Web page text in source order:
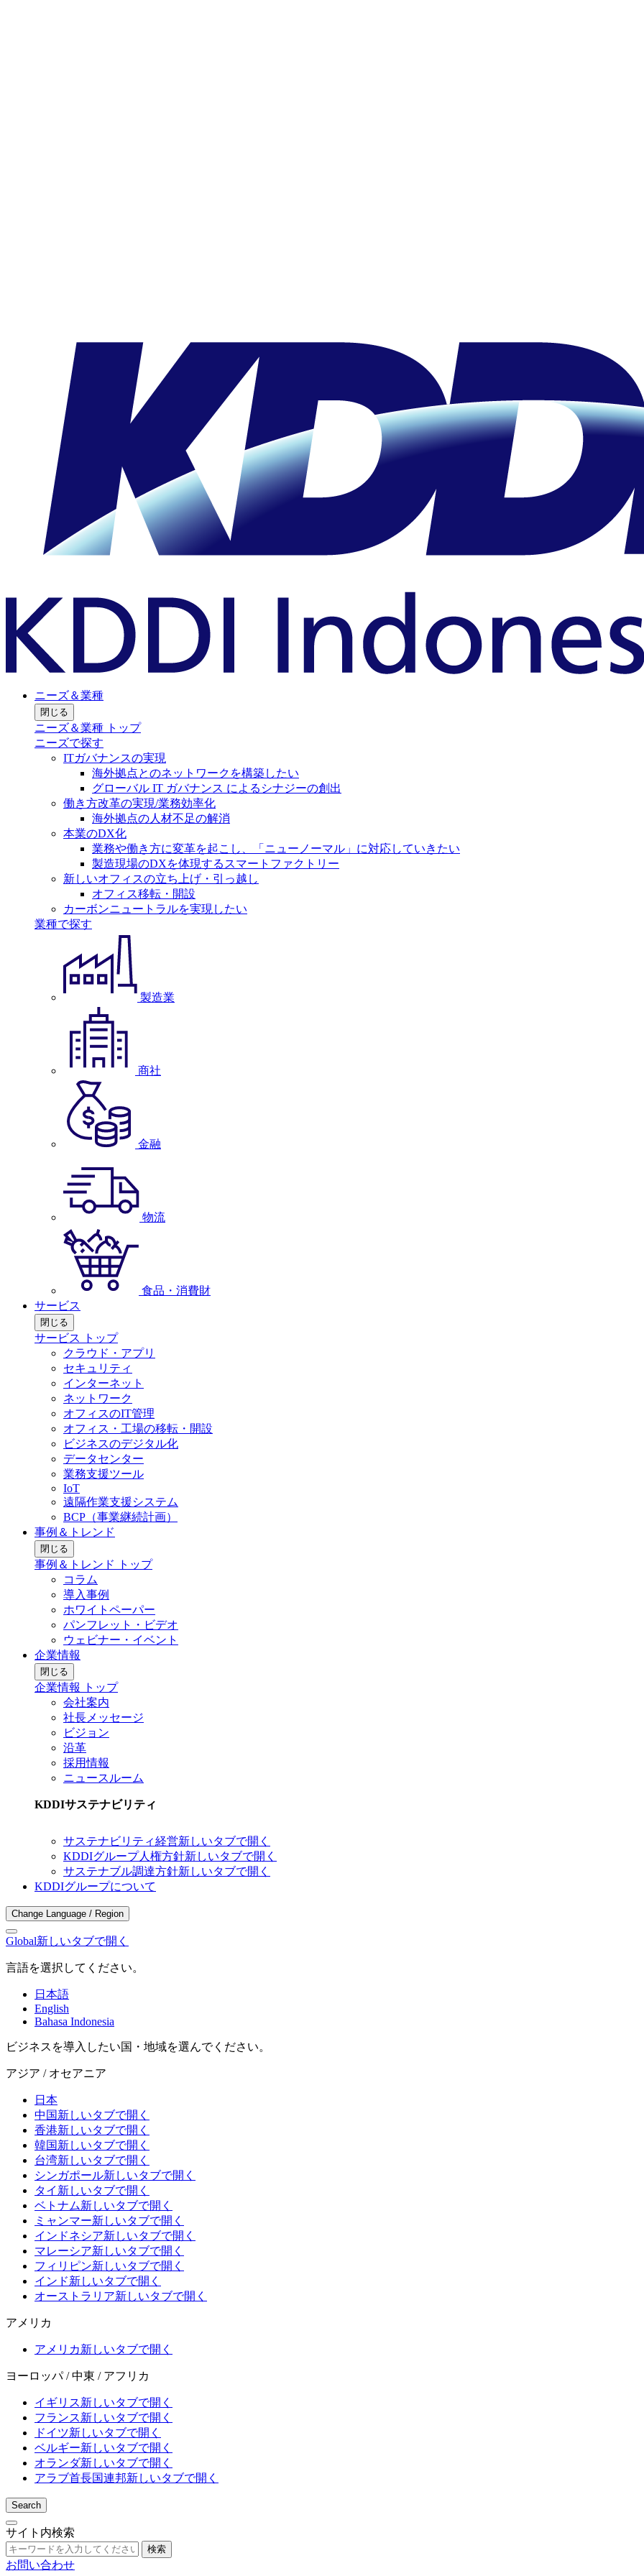
ニーズ＆業種
閉じる
ニーズ＆業種 トップ
ニーズで探す
ITガバナンスの実現
海外拠点とのネットワークを構築したい
グローバル IT ガバナンス によるシナジーの創出
働き方改革の実現/業務効率化
海外拠点の人材不足の解消
本業のDX化
業務や働き方に変革を起こし、「ニューノーマル」に対応していきたい
製造現場のDXを体現するスマートファクトリー
新しいオフィスの立ち上げ・引っ越し
オフィス移転・開設
カーボンニュートラルを実現したい
業種で探す
製造業
商社
金融
物流
食品・消費財
サービス
閉じる
サービス トップ
クラウド・アプリ
セキュリティ
インターネット
ネットワーク
オフィスのIT管理
オフィス・工場の移転・開設
ビジネスのデジタル化
データセンター
業務支援ツール
IoT
遠隔作業支援システム
BCP（事業継続計画）
事例＆トレンド
閉じる
事例＆トレンド トップ
コラム
導入事例
ホワイトペーパー
パンフレット・ビデオ
ウェビナー・イベント
企業情報
閉じる
企業情報 トップ
会社案内
社長メッセージ
ビジョン
沿革
採用情報
ニュースルーム
KDDIサステナビリティ
サステナビリティ経営新しいタブで開く
KDDIグループ人権方針新しいタブで開く
サステナブル調達方針新しいタブで開く
KDDIグループについて
Change Language / Region
Global新しいタブで開く
言語を選択してください。
日本語
English
Bahasa Indonesia
ビジネスを導入したい国・地域を選んでください。
アジア / オセアニア
日本
中国新しいタブで開く
香港新しいタブで開く
韓国新しいタブで開く
台湾新しいタブで開く
シンガポール新しいタブで開く
タイ 新しいタブで開く
ベトナム新しいタブで開く
ミャンマー新しいタブで開く
インドネシア新しいタブで開く
マレーシア新しいタブで開く
フィリピン新しいタブで開く
インド新しいタブで開く
オーストラリア新しいタブで開く
アメリカ
アメリカ新しいタブで開く
ヨーロッパ / 中東 / アフリカ
イギリス新しいタブで開く
フランス新しいタブで開く
ドイツ新しいタブで開く
ベルギー新しいタブで開く
オランダ新しいタブで開く
アラブ首長国連邦新しいタブで開く
Search
サイト内検索
検索
お問い合わせ